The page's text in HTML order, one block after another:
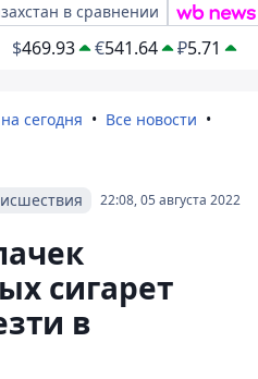
в сравнении
$469.93 €541.64 ₽5.71
сегодня
Все новости
22:08, 05 августа 2022
сигарет
в